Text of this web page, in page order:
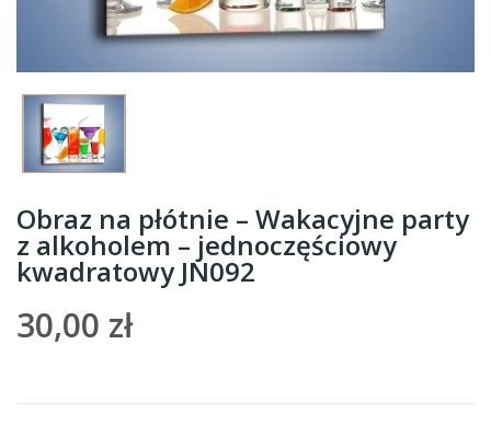
Obraz na płótnie – Wakacyjne party
z alkoholem – jednoczęściowy
kwadratowy JN092
30,00 zł